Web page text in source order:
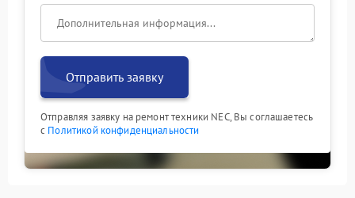
Отправить заявку
Отправляя заявку на ремонт техники NEC, Вы соглашаетесь
с Политикой конфиденциальности